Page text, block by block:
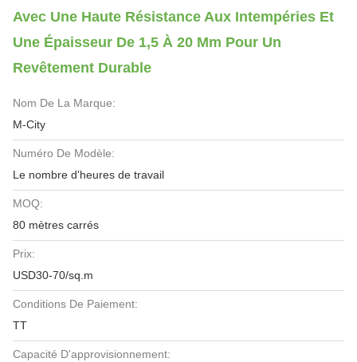
Avec Une Haute Résistance Aux Intempéries Et
Une Épaisseur De 1,5 À 20 Mm Pour Un
Revêtement Durable
Nom De La Marque:
M-City
Numéro De Modèle:
Le nombre d'heures de travail
MOQ:
80 mètres carrés
Prix:
USD30-70/sq.m
Conditions De Paiement:
TT
Capacité D'approvisionnement: